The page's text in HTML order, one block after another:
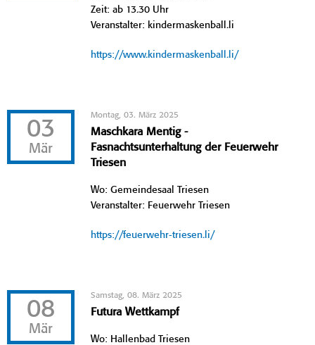
Zeit: ab 13.30 Uhr
Veranstalter: kindermaskenball.li
https://www.kindermaskenball.li/
03
Mär
Montag, 03. März 2025
Maschkara Mentig -
Fasnachtsunterhaltung der Feuerwehr
Triesen
Wo: Gemeindesaal Triesen
Veranstalter: Feuerwehr Triesen
https://feuerwehr-triesen.li/
08
Mär
Samstag, 08. März 2025
Futura Wettkampf
Wo: Hallenbad Triesen